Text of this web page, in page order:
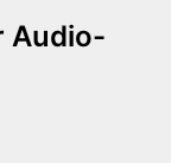
Audio-